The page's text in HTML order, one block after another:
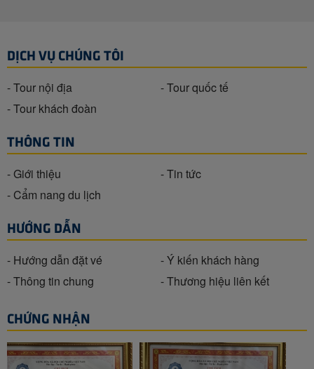
DỊCH VỤ CHÚNG TÔI
- Tour nội địa
- Tour quốc tế
- Tour khách đoàn
THÔNG TIN
- Giới thiệu
- Tin tức
- Cẩm nang du lịch
HƯỚNG DẪN
- Hướng dẫn đặt vé
- Ý kiến khách hàng
- Thông tin chung
- Thương hiệu liên kết
CHỨNG NHẬN